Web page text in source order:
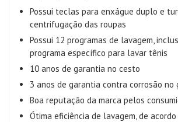
Possui teclas para enxágue duplo e
centrifugação das roupas
Possui 12 programas de lavagem,
programa específico para lavar tênis
10 anos de garantia no cesto
3 anos de garantia contra corrosão no
Boa reputação da marca pelos
Ótima eficiência de lavagem, de